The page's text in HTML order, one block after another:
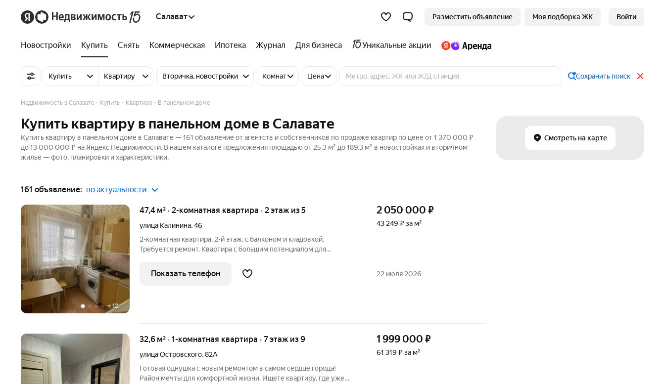
Салават Разместить объявление Моя подборка ЖК Войти
Новостройки Купить Снять Коммерческая Ипотека Журнал Для бизнеса Уникальные акции
Купить Квартиру Вторичка, новостройки Комнат Цена Сохранить поиск
Смотреть на карте
Недвижимость в Салавате Купить Квартира В панельном доме
Купить квартиру в панельном доме в Салавате
Купить квартиру в панельном доме в Салавате — 161 объявление от агентств и собственников по продаже квартир по цене от 1 370 000 ₽
до 13 000 000 ₽ на Яндекс Недвижимости. В нашем каталоге предложения площадью от 25,3 м² до 189,3 м² в новостройках и вторичном
жилье — фото, планировки и характеристики.
161 объявление: по актуальности
+ 12
47,4 м² · 2-комнатная квартира · 2 этаж из 5
улица Калинина,46
2-комнатная квартира, 2-й этаж, с балконом и кладовкой.
Требуется ремонт. Квартира с большим потенциалом для
или дополнительная площадь), отдельная кладовая для хранения.
Состояние:
2 050 000 ₽
43 249 ₽ за м²
Показать телефон 22 июля 2026
32,6 м² · 1-комнатная квартира · 7 этаж из 9
улица Островского,82А
Готовая однушка с новым ремонтом в самом сердце города!
Район мечты для комфортной жизни. Ищете квартиру, где уже
1 999 000 ₽
61 319 ₽ за м²